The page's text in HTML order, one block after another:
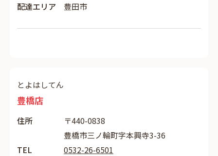
配達エリア
豊田市
とよはしてん
豊橋店
住所
〒440-0838
豊橋市三ノ輪町字本興寺3-36
TEL
0532-26-6501